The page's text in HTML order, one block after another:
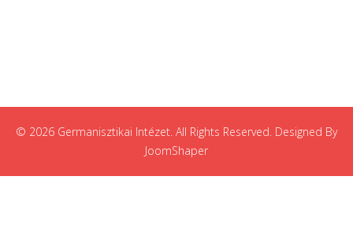
© 2026 Germanisztikai Intézet. All Rights Reserved. Designed By
JoomShaper